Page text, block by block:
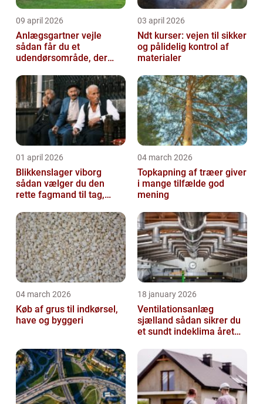
09 april 2026
Anlægsgartner vejle
sådan får du et
udendørsområde, der
03 april 2026
Ndt kurser: vejen til sikker
og pålidelig kontrol af
materialer
01 april 2026
Blikkenslager viborg
sådan vælger du den
rette fagmand til tag,
04 march 2026
Topkapning af træer giver
i mange tilfælde god
mening
04 march 2026
Køb af grus til indkørsel,
have og byggeri
18 january 2026
Ventilationsanlæg
sjælland sådan sikrer du
et sundt indeklima året